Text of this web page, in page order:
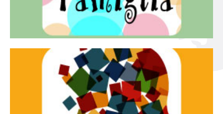
Teatro in famiglia
Continua